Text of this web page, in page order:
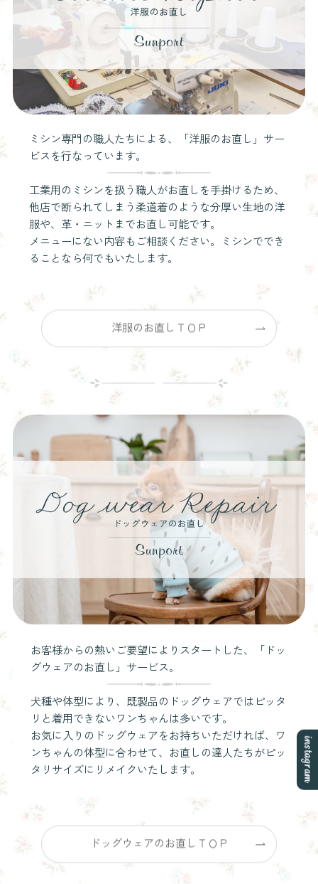
ミシン専門の職人たちによる、「洋服のお直し」サー
ビスを行なっています。
工業用のミシンを扱う職人がお直しを手掛けるため、
他店で断られてしまう柔道着のような分厚い生地の洋
服や、革・ニットまでお直し可能です。
メニューにない内容もご相談ください。ミシンででき
ることなら何でもいたします。
洋服のお直しＴＯＰ
お客様からの熱いご要望によりスタートした、「ドッ
グウェアのお直し」サービス。
犬種や体型により、既製品のドッグウェアではピッタ
リと着用できないワンちゃんは多いです。
お気に入りのドッグウェアをお持ちいただければ、ワ
ンちゃんの体型に合わせて、お直しの達人たちがピッ
タリサイズにリメイクいたします。
ドッグウェアのお直しＴＯＰ
instagram